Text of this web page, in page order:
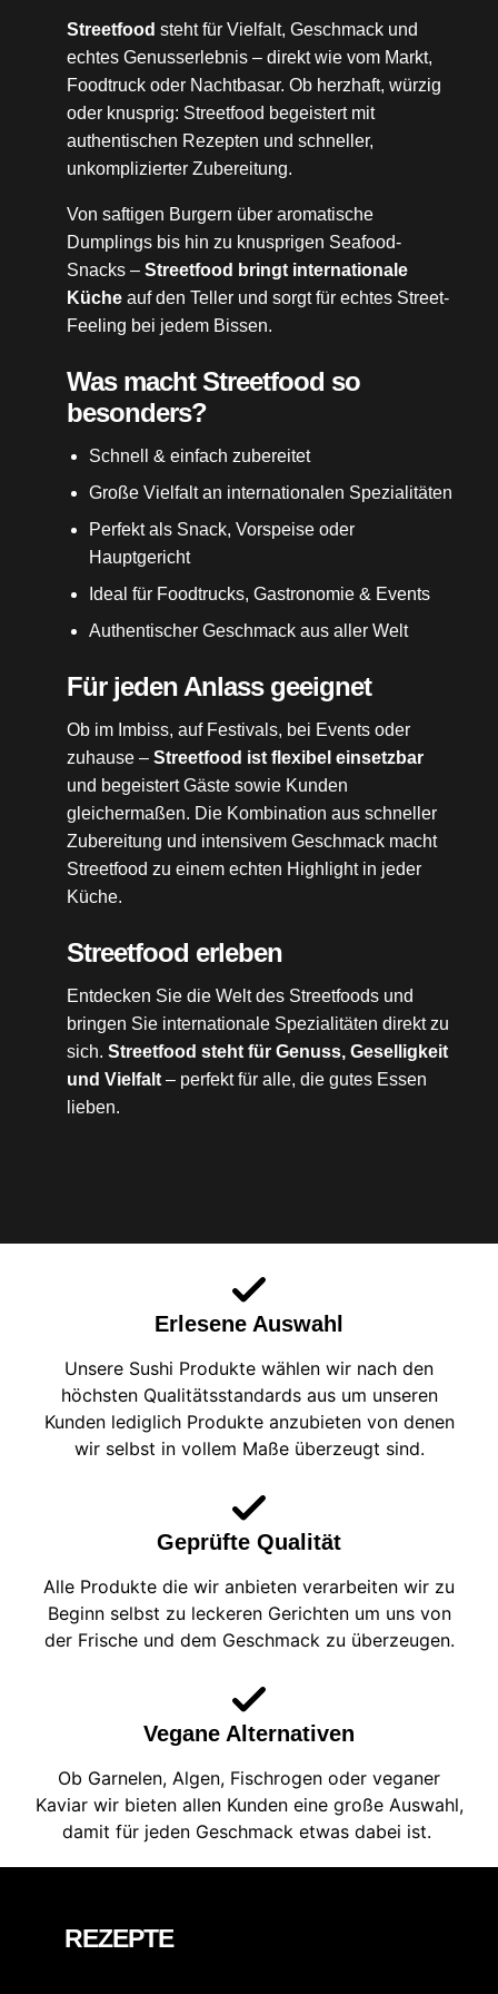
Streetfood steht für Vielfalt, Geschmack und
echtes Genusserlebnis – direkt wie vom Markt,
Foodtruck oder Nachtbasar. Ob herzhaft, würzig
oder knusprig: Streetfood begeistert mit
authentischen Rezepten und schneller,
unkomplizierter Zubereitung.
Von saftigen Burgern über aromatische
Dumplings bis hin zu knusprigen Seafood-
Snacks – Streetfood bringt internationale
Küche auf den Teller und sorgt für echtes Street-
Feeling bei jedem Bissen.
Was macht Streetfood so
besonders?
Schnell & einfach zubereitet
Große Vielfalt an internationalen Spezialitäten
Perfekt als Snack, Vorspeise oder
Hauptgericht
Ideal für Foodtrucks, Gastronomie & Events
Authentischer Geschmack aus aller Welt
Für jeden Anlass geeignet
Ob im Imbiss, auf Festivals, bei Events oder
zuhause – Streetfood ist flexibel einsetzbar
und begeistert Gäste sowie Kunden
gleichermaßen. Die Kombination aus schneller
Zubereitung und intensivem Geschmack macht
Streetfood zu einem echten Highlight in jeder
Küche.
Streetfood erleben
Entdecken Sie die Welt des Streetfoods und
bringen Sie internationale Spezialitäten direkt zu
sich. Streetfood steht für Genuss, Geselligkeit
und Vielfalt – perfekt für alle, die gutes Essen
lieben.
Erlesene Auswahl
Unsere Sushi Produkte wählen wir nach den
höchsten Qualitätsstandards aus um unseren
Kunden lediglich Produkte anzubieten von denen
wir selbst in vollem Maße überzeugt sind.
Geprüfte Qualität
Alle Produkte die wir anbieten verarbeiten wir zu
Beginn selbst zu leckeren Gerichten um uns von
der Frische und dem Geschmack zu überzeugen.
Vegane Alternativen
Ob Garnelen, Algen, Fischrogen oder veganer
Kaviar wir bieten allen Kunden eine große Auswahl,
damit für jeden Geschmack etwas dabei ist.
REZEPTE